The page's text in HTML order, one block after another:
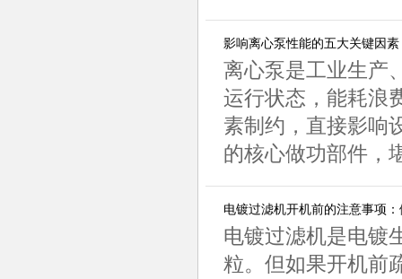
影响离心泵性能的五大关键因素
离心泵是工业生产
运行状态，能耗浪
素制约，直接影响
的核心做功部件，
电镀过滤机开机前的注意事项
电镀过滤机是电镀
粒。但如果开机前